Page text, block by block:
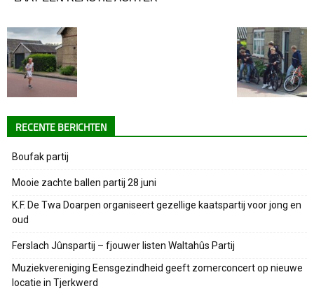
RECENTE BERICHTEN
Boufak partij
Mooie zachte ballen partij 28 juni
K.F. De Twa Doarpen organiseert gezellige kaatspartij voor jong en
oud
Ferslach Jûnspartij – fjouwer listen Waltahûs Partij
Muziekvereniging Eensgezindheid geeft zomerconcert op nieuwe
locatie in Tjerkwerd